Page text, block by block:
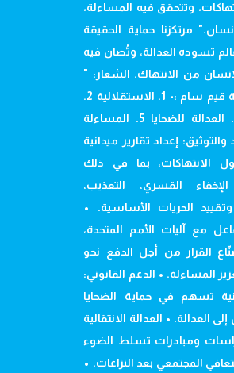
وتتحقق فيه المساءلة،
مرتكزنا حماية الحقيقة
تسوده العدالة، وتُصان فيه
من الانتهاك. الشعار: "
من التوثيق إلى العدالة قيم سام :- 1. الاستقلالية 2.
المهنية 3. النزاهة 4. العدالة للضحايا 5. المساءلة
إعداد تقارير ميدانية
الانتهاكات، بما في ذلك
القسري، التعذيب،
الحريات الأساسية. •
مع آليات الأمم المتحدة،
القرار من أجل الدفع نحو
المساءلة. • الدعم القانوني:
تسهم في حماية الضحايا
العدالة. • العدالة الانتقالية
ومبادرات تسلط الضوء
المجتمعي بعد النزاعات. •